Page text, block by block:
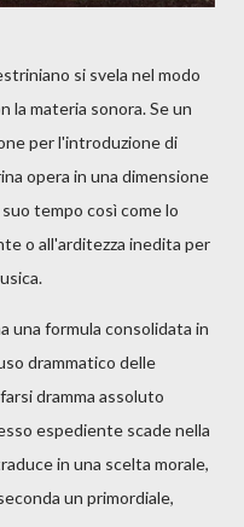
si svela nel modo
la materia sonora. Se un
per l'introduzione di
opera in una dimensione
tempo così come lo
o all'arditezza inedita per
formula consolidata in
drammatico delle
dramma assoluto
espediente scade nella
in una scelta morale,
un primordiale,